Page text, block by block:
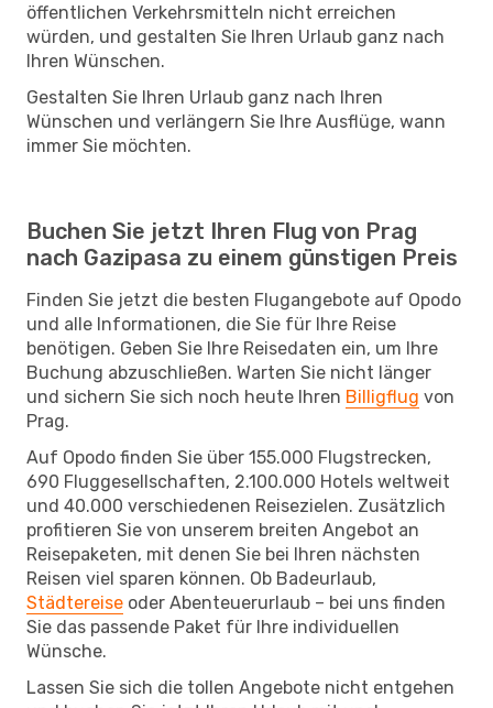
öffentlichen Verkehrsmitteln nicht erreichen
würden, und gestalten Sie Ihren Urlaub ganz nach
Ihren Wünschen.
Gestalten Sie Ihren Urlaub ganz nach Ihren
Wünschen und verlängern Sie Ihre Ausflüge, wann
immer Sie möchten.
Buchen Sie jetzt Ihren Flug von Prag
nach Gazipasa zu einem günstigen Preis
Finden Sie jetzt die besten Flugangebote auf Opodo
und alle Informationen, die Sie für Ihre Reise
benötigen. Geben Sie Ihre Reisedaten ein, um Ihre
Buchung abzuschließen. Warten Sie nicht länger
und sichern Sie sich noch heute Ihren Billigflug von
Prag.
Auf Opodo finden Sie über 155.000 Flugstrecken,
690 Fluggesellschaften, 2.100.000 Hotels weltweit
und 40.000 verschiedenen Reisezielen. Zusätzlich
profitieren Sie von unserem breiten Angebot an
Reisepaketen, mit denen Sie bei Ihren nächsten
Reisen viel sparen können. Ob Badeurlaub,
Städtereise oder Abenteuerurlaub – bei uns finden
Sie das passende Paket für Ihre individuellen
Wünsche.
Lassen Sie sich die tollen Angebote nicht entgehen